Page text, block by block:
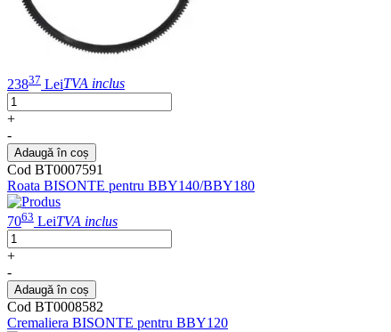
23837 LeiTVA inclus
+
-
Adaugă în coș
Cod BT0007591
Roata BISONTE pentru BBY140/BBY180
7063 LeiTVA inclus
+
-
Adaugă în coș
Cod BT0008582
Cremaliera BISONTE pentru BBY120